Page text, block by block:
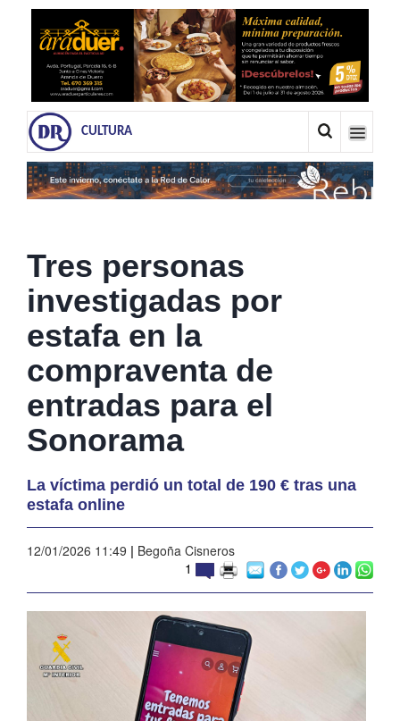
CULTURA
Tres personas
investigadas por
estafa en la
compraventa de
entradas para el
Sonorama
La víctima perdió un total de 190 € tras una
estafa online
12/01/2026 11:49 | Begoña Cisneros
1